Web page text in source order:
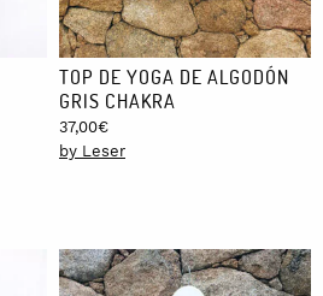
TOP DE YOGA DE ALGODÓN
GRIS CHAKRA
37,00€
by Leser